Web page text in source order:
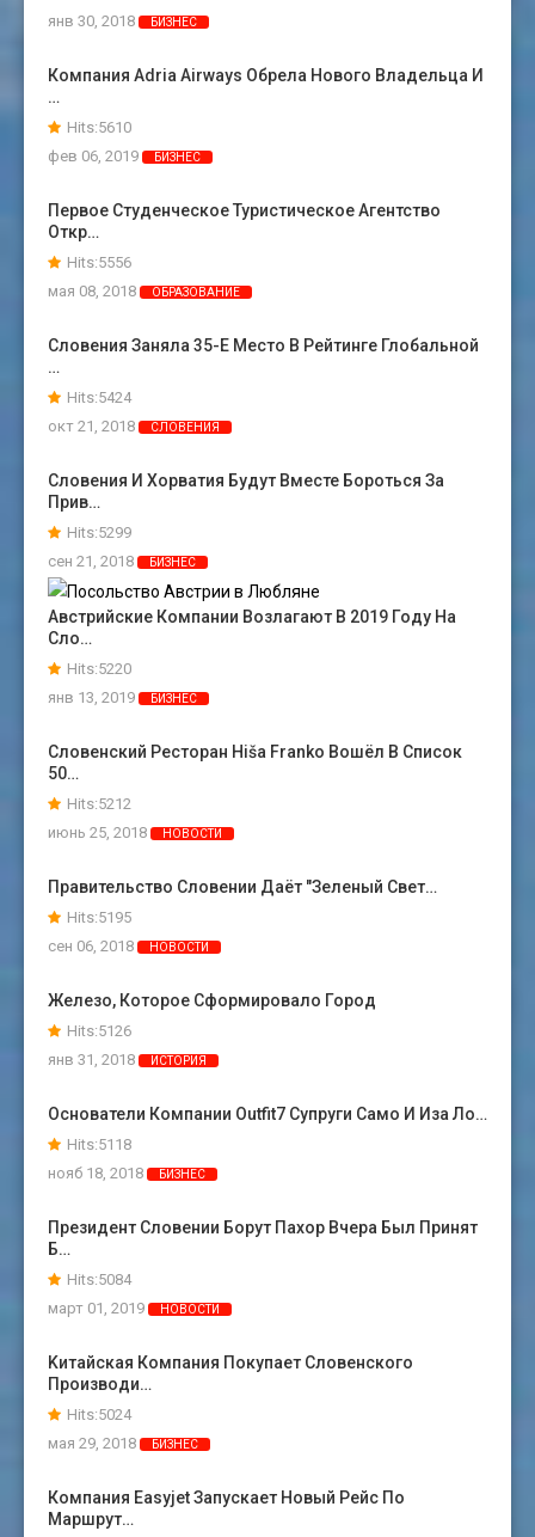
янв 30, 2018
БИЗНЕС
Компания Adria Airways Обрела Нового Владельца И
…
Hits:5610
фев 06, 2019
БИЗНЕС
Первое Студенческое Туристическое Агентство
Откр…
Hits:5556
мая 08, 2018
ОБРАЗОВАНИЕ
Словения Заняла 35-Е Место В Рейтинге Глобальной
…
Hits:5424
окт 21, 2018
СЛОВЕНИЯ
Словения И Хорватия Будут Вместе Бороться За
Прив…
Hits:5299
сен 21, 2018
БИЗНЕС
Австрийские Компании Возлагают В 2019 Году На
Сло…
Hits:5220
янв 13, 2019
БИЗНЕС
Словенский Ресторан Hiša Franko Вошёл В Список
50…
Hits:5212
июнь 25, 2018
НОВОСТИ
Правительство Словении Даёт "зеленый Свет…
Hits:5195
сен 06, 2018
НОВОСТИ
Железо, Которое Сформировало Город
Hits:5126
янв 31, 2018
ИСТОРИЯ
Основатели Компании Outfit7 Супруги Само И Иза Ло…
Hits:5118
нояб 18, 2018
БИЗНЕС
Президент Словении Борут Пахор Вчера Был Принят
Б…
Hits:5084
март 01, 2019
НОВОСТИ
Kитайская Компания Покупает Словенского
Производи…
Hits:5024
мая 29, 2018
БИЗНЕС
Компания Easyjet Запускает Новый Рейс По
Маршрут…